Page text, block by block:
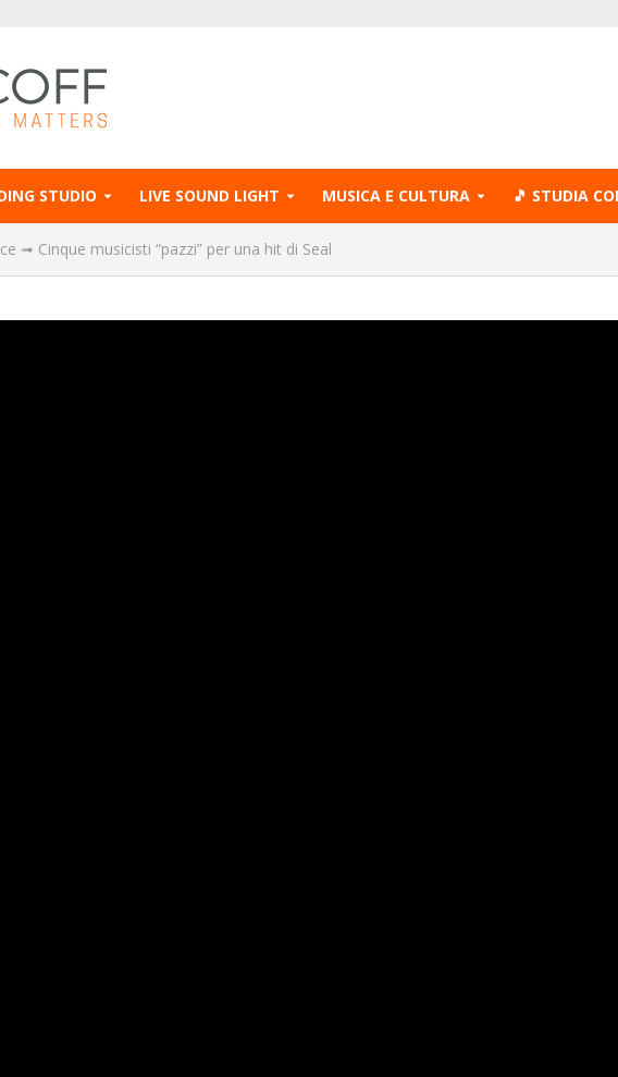
STUDIO LIVE SOUND LIGHT MUSICA E CULTURA 🎵 STUDIA
➟ Cinque musicisti “pazzi” per una hit di Seal